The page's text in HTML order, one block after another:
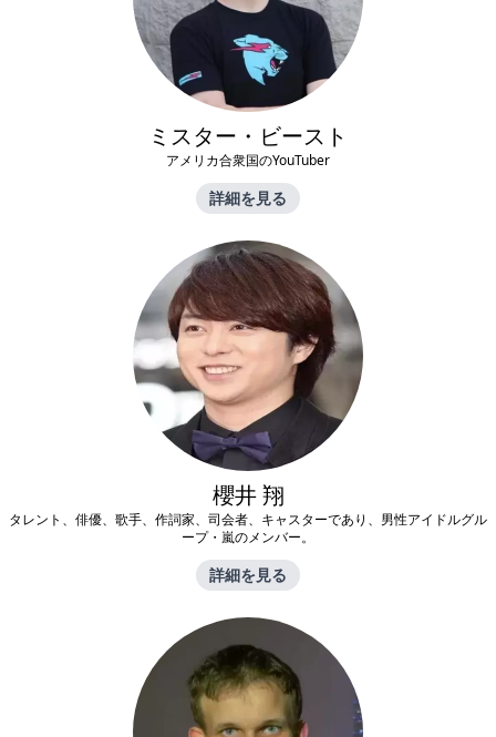
ミスター・ビースト
アメリカ合衆国のYouTuber
詳細を見る
櫻井 翔
タレント、俳優、歌手、作詞家、司会者、キャスターであり、男性アイドルグル
ープ・嵐のメンバー。
詳細を見る